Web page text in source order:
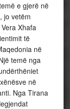
e gjerë në
jo vetëm
Xhafa
të
në
temë nga
në
Nga Tirana